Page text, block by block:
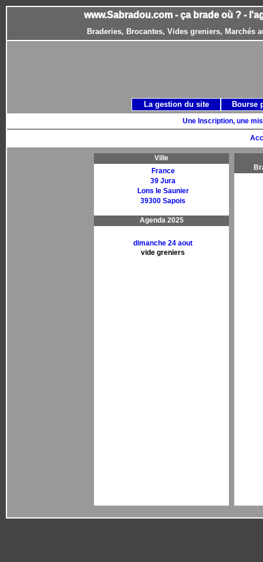
www.Sabradou.com - ça brade où ? -
Braderies, Brocantes, Vides greniers, Marchés
Une Inscription, une
Ville
France
39 Jura
Lons le Saunier
39300 Sapois
Agenda 2025
dimanche 24 aout
vide greniers
La gestion du site Bourse